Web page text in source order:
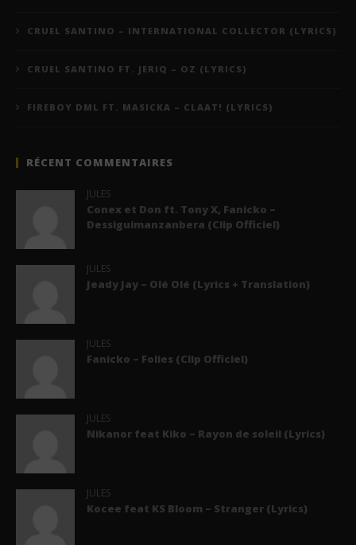
CRUEL SANTINO – INTERNATIONAL COLLECTOR (LYRICS)
CRUEL SANTINO FT. JERIQ – OZ (LYRICS)
FIREBOY DML FT. MASICKA – CLAAT! (LYRICS)
RÉCENT COMMENTAIRES
JULES
Conex et Don ft. Tony X, Fanicko –
Dessiguimanzanbera (Clip Officiel)
JULES
Jeady Jay – Olé Olé (Lyrics + Translation)
JULES
Fanicko – Folies (Clip Officiel)
JULES
Nikanor feat Kiko – Rayon de soleil (Lyrics)
JULES
Kocee feat KS Bloom – Stranger (Lyrics)